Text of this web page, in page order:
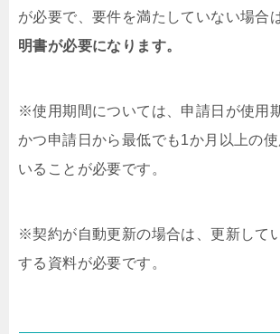
が必要で、要件を満たしていない場合
明書が必要になります。
※使用期間については、申請日が使用
かつ申請日から最低でも1か月以上の
いることが必要です。
※契約が自動更新の場合は、更新して
する資料が必要です。